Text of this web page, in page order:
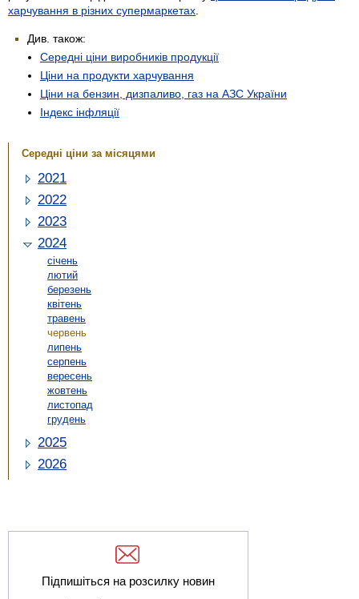
харчування в різних супермаркетах
Див. також:
Середні ціни виробників продукції
Ціни на продукти харчування
Ціни на бензин, дизпаливо, газ на АЗС України
Індекс інфляції
Середні ціни за місяцями
2021
2022
2023
2024
січень
лютий
березень
квітень
травень
червень
липень
серпень
вересень
жовтень
листопад
грудень
2025
2026
Підпишіться на розсилку новин